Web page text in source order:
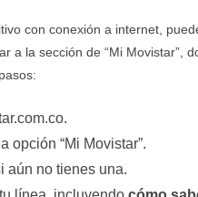
con conexión a internet,
a la sección de “Mi Movistar”,
opción “Mi Movistar”.
aún no tienes una.